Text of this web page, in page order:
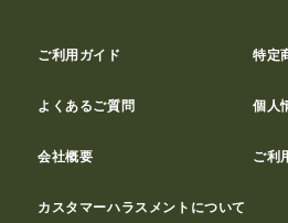
ご利用ガイド 特定
よくあるご質問 個人
会社概要 ご利
カスタマーハラスメントについて